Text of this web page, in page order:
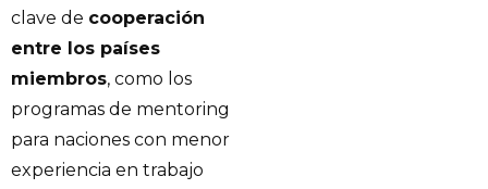
clave de cooperación
entre los países
miembros, como los
programas de mentoring
para naciones con menor
experiencia en trabajo